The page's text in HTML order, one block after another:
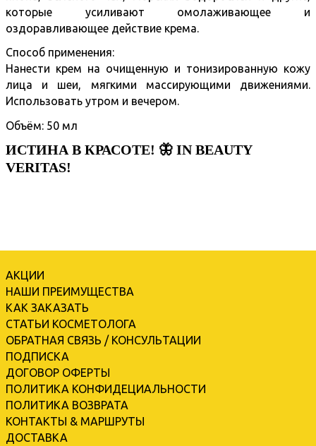
которые усиливают омолаживающее и
оздоравливающее действие крема.
Способ применения:
Нанести крем на очищенную и тонизированную кожу
лица и шеи, мягкими массирующими движениями.
Использовать утром и вечером.
Объём: 50 мл
ИСТИНА В КРАСОТЕ! 🦋 IN BEAUTY
VERITAS!
АКЦИИ
НАШИ ПРЕИМУЩЕСТВА
КАК ЗАКАЗАТЬ
СТАТЬИ КОСМЕТОЛОГА
ОБРАТНАЯ СВЯЗЬ / КОНСУЛЬТАЦИИ
ПОДПИСКА
ДОГОВОР ОФЕРТЫ
ПОЛИТИКА КОНФИДЕЦИАЛЬНОСТИ
ПОЛИТИКА ВОЗВРАТА
КОНТАКТЫ & МАРШРУТЫ
ДОСТАВКА